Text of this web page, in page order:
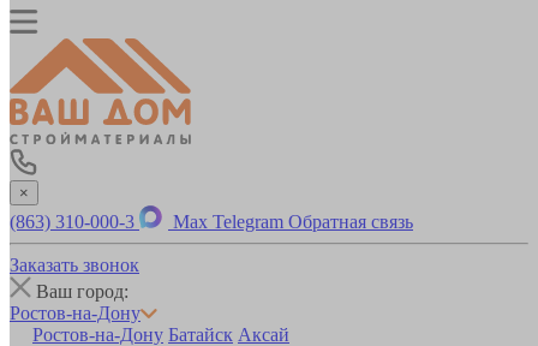
×
(863) 310-000-3 Max Telegram Обратная связь
Заказать звонок
Ваш город:
Ростов-на-Дону
Ростов-на-Дону Батайск Аксай